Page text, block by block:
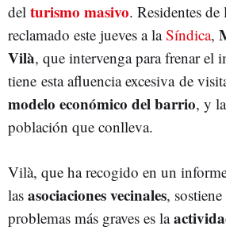
del turismo masivo. Residentes de
reclamado este jueves a laSíndica,
Vilà, que intervenga para frenar el
tiene esta afluencia excesiva de
modelo económico del barrio, y
población que conlleva.
Vilà, que ha recogido en un
las asociaciones vecinales,
problemas más graves es la